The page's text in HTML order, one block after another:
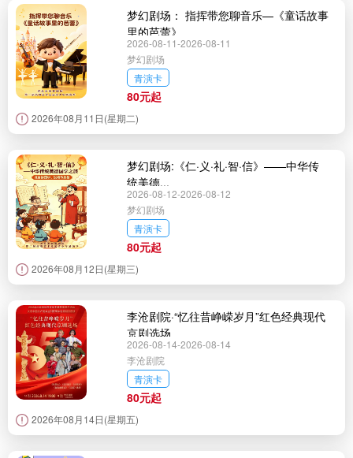
梦幻剧场： 指挥带您聊音乐—《童话故事
里的芭蕾》
2026-08-11-2026-08-11
梦幻剧场
青演卡
80元起
2026年08月11日(星期二)
梦幻剧场:《仁·义·礼·智·信》——中华传
统美德...
2026-08-12-2026-08-12
梦幻剧场
青演卡
80元起
2026年08月12日(星期三)
李沧剧院·“忆往昔峥嵘岁月”红色经典现代
京剧选场
2026-08-14-2026-08-14
李沧剧院
青演卡
80元起
2026年08月14日(星期五)